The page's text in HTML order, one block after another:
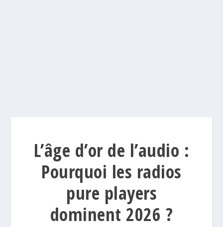
L’âge d’or de l’audio :
Pourquoi les radios
pure players
dominent 2026 ?